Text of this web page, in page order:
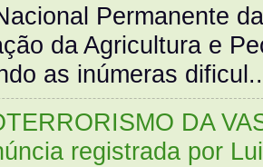
Permanente
da Agricultura e
as inúmeras
DA
registrada por